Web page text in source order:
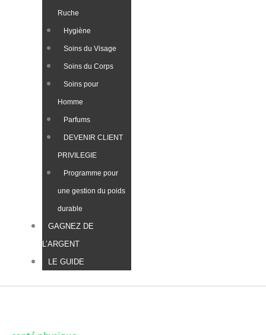
Ruche​
Hygiène
Soins du Visage
Soins du Corps
Soins pour
Homme
Parfums
DEVENIR CLIENT
PRIVILEGIE
Programme pour
une gestion du poids
durable
GAGNEZ DE
L’ARGENT
LE GUIDE